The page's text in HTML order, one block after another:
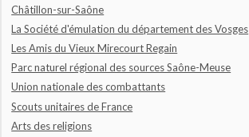
Châtillon-sur-Saône
La Société d'émulation du département des Vosges
Les Amis du Vieux Mirecourt Regain
Parc naturel régional des sources Saône-Meuse
Union nationale des combattants
Scouts unitaires de France
Arts des religions